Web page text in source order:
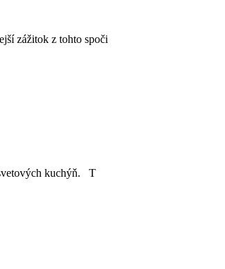
zážitok z tohto spoči
kuchýň. T